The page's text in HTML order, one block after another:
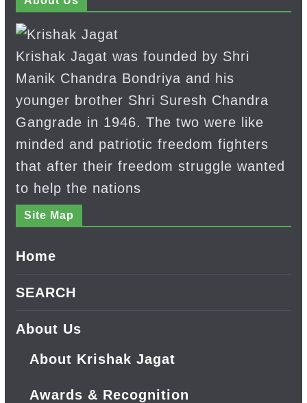
Krishak Jagat was founded by Shri
Manik Chandra Bondriya and his
younger brother Shri Suresh Chandra
Gangrade in 1946. The two were like
minded and patriotic freedom fighters
that after their freedom struggle wanted
to help the nations
Site Map
Home
SEARCH
About Us
About Krishak Jagat
Awards & Recognition